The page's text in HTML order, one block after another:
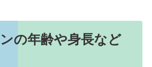
の年齢や身長など